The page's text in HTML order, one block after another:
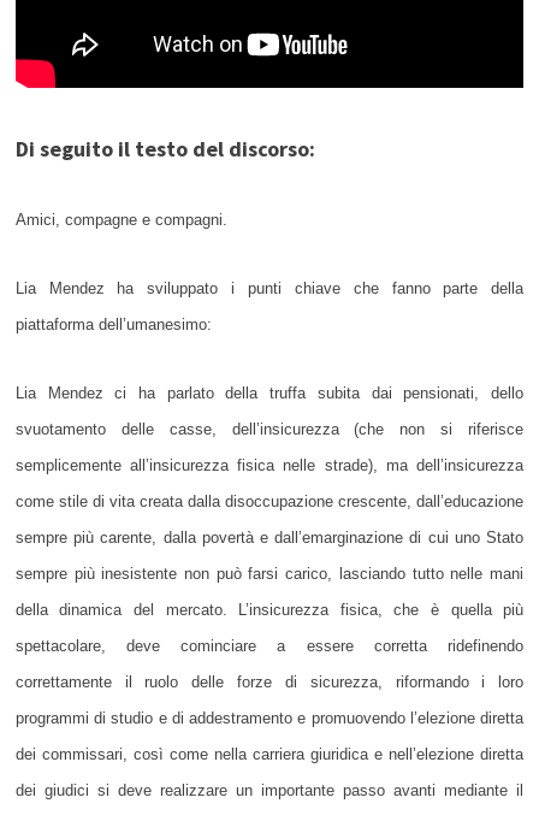
Di seguito il testo del discorso:
Amici, compagne e compagni.
Lia Mendez ha sviluppato i punti chiave che fanno parte della
piattaforma dell’umanesimo:
Lia Mendez ci ha parlato della truffa subita dai pensionati, dello
svuotamento delle casse, dell’insicurezza (che non si riferisce
semplicemente all’insicurezza fisica nelle strade), ma dell’insicurezza
come stile di vita creata dalla disoccupazione crescente, dall’educazione
sempre più carente, dalla povertà e dall’emarginazione di cui uno Stato
sempre più inesistente non può farsi carico, lasciando tutto nelle mani
della dinamica del mercato. L’insicurezza fisica, che è quella più
spettacolare, deve cominciare a essere corretta ridefinendo
correttamente il ruolo delle forze di sicurezza, riformando i loro
programmi di studio e di addestramento e promuovendo l’elezione diretta
dei commissari, così come nella carriera giuridica e nell’elezione diretta
dei giudici si deve realizzare un importante passo avanti mediante il